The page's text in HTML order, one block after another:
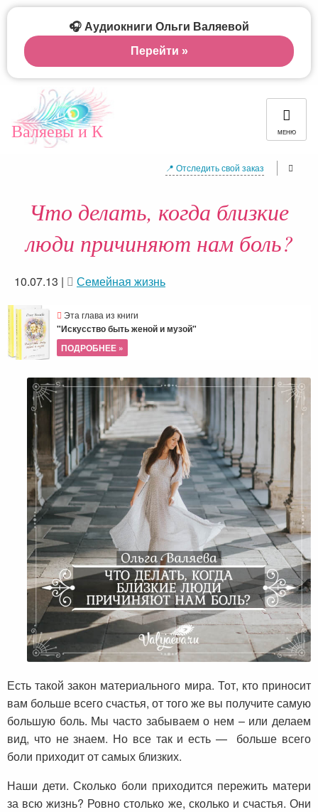
Валяевы и К МЕНЮ
📍 Отследить свой заказ
Что делать, когда близкие
люди причиняют нам боль?
10.07.13 | Семейная жизнь
Эта глава из книги
"Искусство быть женой и музой"
ПОДРОБНЕЕ »
Есть такой закон материального мира. Тот, кто приносит
вам больше всего счастья, от того же вы получите самую
большую боль. Мы часто забываем о нем – или делаем
вид, что не знаем. Но все так и есть — больше всего
боли приходит от самых близких.
Наши дети. Сколько боли приходится пережить матери
за всю жизнь? Ровно столько же, сколько и счастья. Они
🎧 Аудиокниги Ольги Валяевой
Перейти »